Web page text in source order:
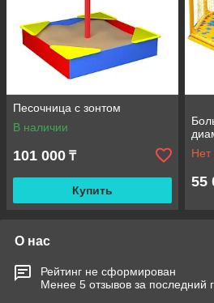
Песочница с зонтом
В наличии
101 000 ₸
Купить
Нет
55
О нас
Рейтинг не сформирован
Менее 5 отзывов за последний